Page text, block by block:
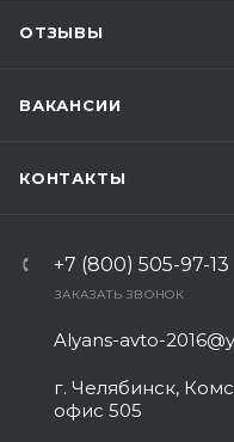
ОТЗЫВЫ
ВАКАНСИИ
КОНТАКТЫ
+7 (800) 505-97-13
ЗАКАЗАТЬ ЗВОНОК
Alyans-avto-
г. Челябинск,
офис 505